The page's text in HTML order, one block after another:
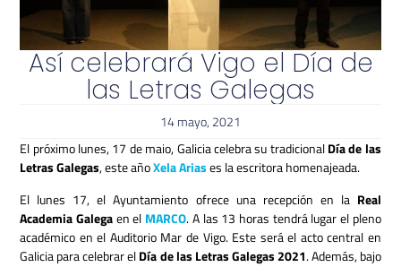
Así celebrará Vigo el Día de
las Letras Galegas
14 mayo, 2021
El próximo lunes, 17 de maio, Galicia celebra su tradicionalDía de las
Letras Galegas, este añoXela Ariases la escritora homenajeada.
El lunes 17, el Ayuntamiento ofrece una recepción en la Real
Academia Galegaen el MARCO. A las 13 horas tendrá lugar el pleno
académico en el Auditorio Mar de Vigo. Este será el acto central en
Galicia para celebrar elDía de las Letras Galegas 2021. Además, bajo